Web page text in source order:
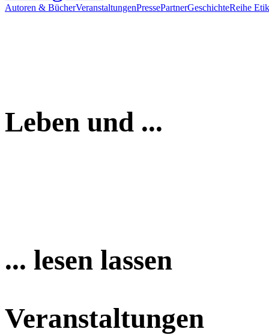
Autoren & BücherVeranstaltungenPressePartnerGeschichteReihe
Leben und ...
... lesen lassen
Veranstaltungen